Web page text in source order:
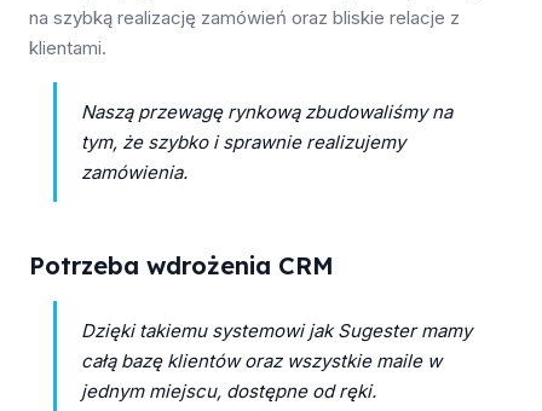
na szybką realizację zamówień oraz bliskie relacje z
klientami.
Naszą przewagę rynkową zbudowaliśmy na
tym, że szybko i sprawnie realizujemy
zamówienia.
Potrzeba wdrożenia CRM
Dzięki takiemu systemowi jak Sugester mamy
całą bazę klientów oraz wszystkie maile w
jednym miejscu, dostępne od ręki.